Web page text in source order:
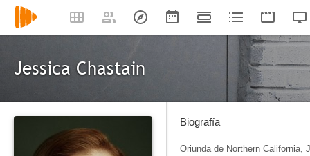
Jessica Chastain
Biografía
Oriunda de Northern California,